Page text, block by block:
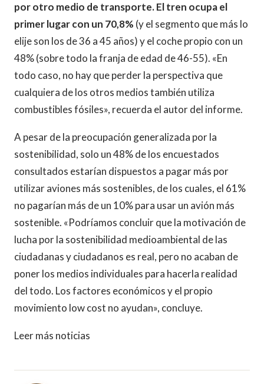
por otro medio de transporte. El tren ocupa el
primer lugar con un 70,8% (y el segmento que más lo
elije son los de 36 a 45 años) y el coche propio con un
48% (sobre todo la franja de edad de 46-55). «En
todo caso, no hay que perder la perspectiva que
cualquiera de los otros medios también utiliza
combustibles fósiles», recuerda el autor del informe.
A pesar de la preocupación generalizada por la
sostenibilidad, solo un 48% de los encuestados
consultados estarían dispuestos a pagar más por
utilizar aviones más sostenibles, de los cuales, el 61%
no pagarían más de un 10% para usar un avión más
sostenible. «Podríamos concluir que la motivación de
lucha por la sostenibilidad medioambiental de las
ciudadanas y ciudadanos es real, pero no acaban de
poner los medios individuales para hacerla realidad
del todo. Los factores económicos y el propio
movimiento low cost no ayudan», concluye.
Leer más noticias